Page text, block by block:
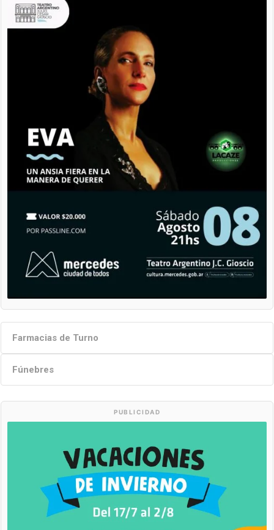
Farmacias de Turno
Fúnebres
PUBLICIDAD